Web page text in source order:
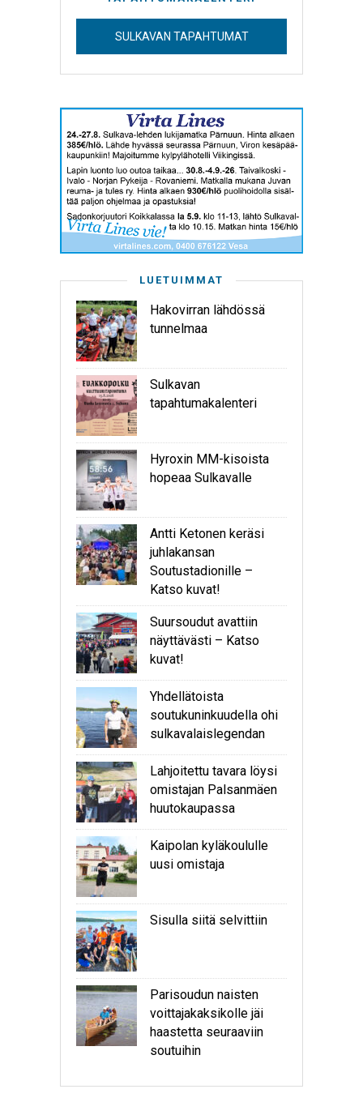
SULKAVAN TAPAHTUMAT
LUETUIMMAT
Hakovirran lähdössä
tunnelmaa
Sulkavan
tapahtumakalenteri
Hyroxin MM-kisoista
hopeaa Sulkavalle
Antti Ketonen keräsi
juhlakansan
Soutustadionille –
Katso kuvat!
Suursoudut avattiin
näyttävästi – Katso
kuvat!
Yhdellätoista
soutukuninkuudella ohi
sulkavalaislegendan
Lahjoitettu tavara löysi
omistajan Palsanmäen
huutokaupassa
Kaipolan kyläkoululle
uusi omistaja
Sisulla siitä selvittiin
Parisoudun naisten
voittajakaksikolle jäi
haastetta seuraaviin
soutuihin